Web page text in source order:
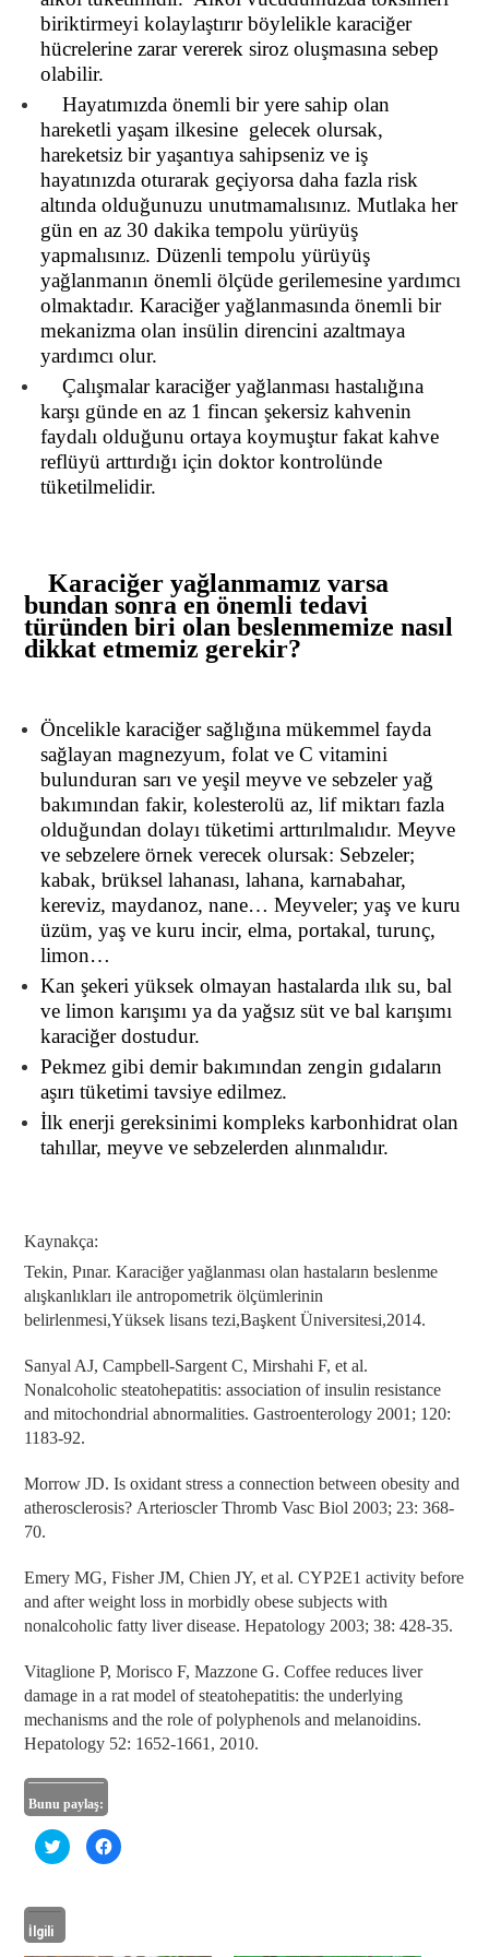
biriktirmeyi kolaylaştırır böylelikle karaciğer
hücrelerine zarar vererek siroz oluşmasına sebep
olabilir.
Hayatımızda önemli bir yere sahip olan
hareketli yaşam ilkesine gelecek olursak,
hareketsiz bir yaşantıya sahipseniz ve iş
hayatınızda oturarak geçiyorsa daha fazla risk
altında olduğunuzu unutmamalısınız. Mutlaka her
gün en az 30 dakika tempolu yürüyüş
yapmalısınız. Düzenli tempolu yürüyüş
yağlanmanın önemli ölçüde gerilemesine yardımcı
olmaktadır. Karaciğer yağlanmasında önemli bir
mekanizma olan insülin direncini azaltmaya
yardımcı olur.
Çalışmalar karaciğer yağlanması hastalığına
karşı günde en az 1 fincan şekersiz kahvenin
faydalı olduğunu ortaya koymuştur fakat kahve
reflüyü arttırdığı için doktor kontrolünde
tüketilmelidir.
Karaciğer yağlanmamız varsa
bundan sonra en önemli tedavi
türünden biri olan beslenmemize nasıl
dikkat etmemiz gerekir?
Öncelikle karaciğer sağlığına mükemmel fayda
sağlayan magnezyum, folat ve C vitamini
bulunduran sarı ve yeşil meyve ve sebzeler yağ
bakımından fakir, kolesterolü az, lif miktarı fazla
olduğundan dolayı tüketimi arttırılmalıdır. Meyve
ve sebzelere örnek verecek olursak: Sebzeler;
kabak, brüksel lahanası, lahana, karnabahar,
kereviz, maydanoz, nane…Meyveler; yaş ve kuru
üzüm, yaş ve kuru incir, elma, portakal, turunç,
limon…
Kan şekeri yüksek olmayan hastalarda ılık su, bal
ve limon karışımı ya da yağsız süt ve bal karışımı
karaciğer dostudur.
Pekmez gibi demir bakımından zengin gıdaların
aşırı tüketimi tavsiye edilmez.
İlk enerji gereksinimi kompleks karbonhidrat olan
tahıllar, meyve ve sebzelerden alınmalıdır.
Kaynakça:
Tekin, Pınar.Karaciğer yağlanması olan hastaların beslenme
alışkanlıkları ile antropometrik ölçümlerinin
belirlenmesi,Yüksek lisans tezi,Başkent Üniversitesi,2014.
Sanyal AJ, Campbell-Sargent C, Mirshahi F, et al.
Nonalcoholic steatohepatitis: association of insulin resistance
and mitochondrial abnormalities. Gastroenterology 2001; 120:
1183-92.
Morrow JD. Is oxidant stress a connection between obesity and
atherosclerosis? Arterioscler Thromb Vasc Biol 2003; 23: 368-
70.
Emery MG, Fisher JM, Chien JY, et al. CYP2E1 activity before
and after weight loss in morbidly obese subjects with
nonalcoholic fatty liver disease. Hepatology 2003; 38: 428-35.
Vitaglione P, Morisco F, Mazzone G. Coffee reduces liver
damage in a rat model of steatohepatitis: the underlying
mechanisms and the role of polyphenols and melanoidins.
Hepatology 52: 1652-1661, 2010.
Bunu paylaş:
T
w
e
ü
z
F
a
İlgili